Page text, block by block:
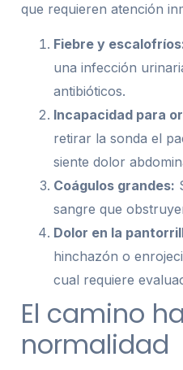
que requieren atención
Fiebre y
una infección
antibióticos.
Incapacidad para
retirar la sonda el
siente dolor
Coágulos grandes:
sangre que
Dolor en la
hinchazón o
cual requiere
El camino
normalidad